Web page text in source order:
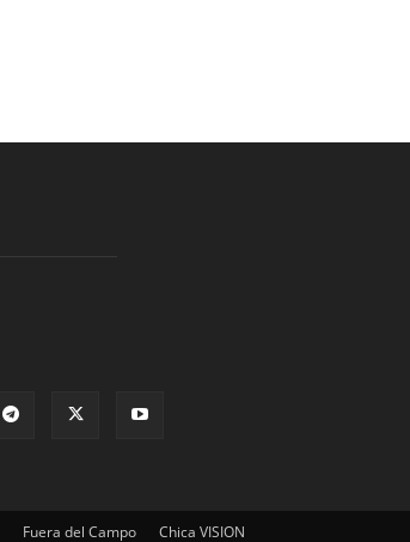
Fuera del Campo Chica VISION